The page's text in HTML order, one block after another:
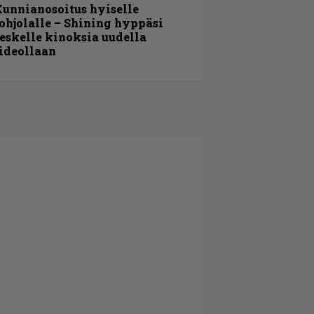
hyiselle
– Shining hyppäsi
kinoksia uudella